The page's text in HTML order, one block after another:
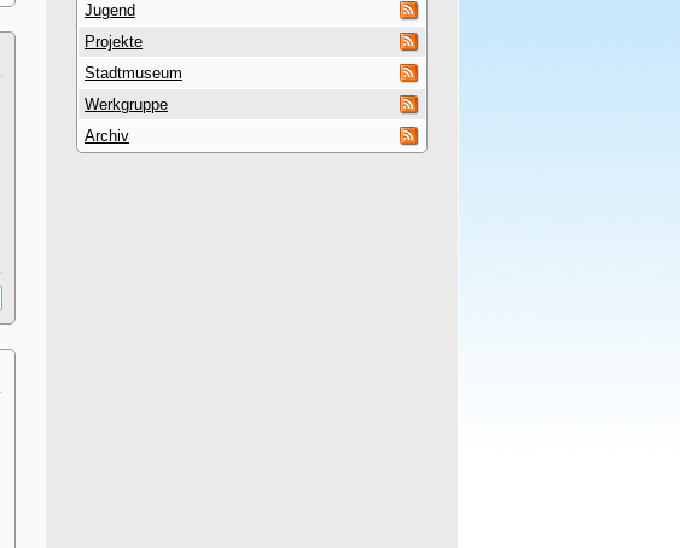
Jugend
Projekte
Stadtmuseum
Werkgruppe
Archiv